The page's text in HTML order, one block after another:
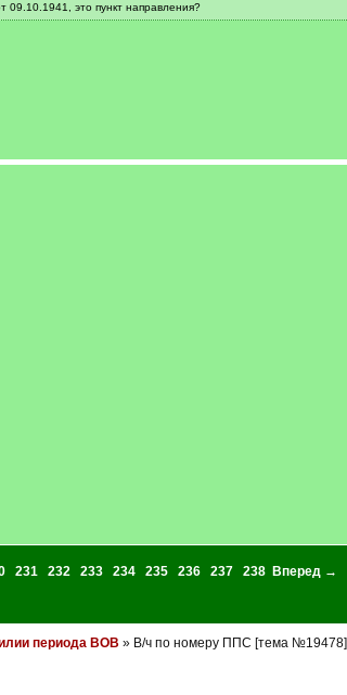
это пункт направления?
231 232 233 234 235 236 237 238
Вперед →
периода ВОВ » В/ч по номеру ППС [тема №19478]